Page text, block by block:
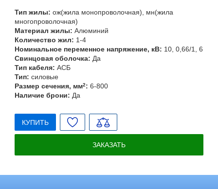
Тип жилы: ож(жила монопроволочная), мн(жила
многопроволочная)
Материал жилы: Алюминий
Количество жил: 1-4
Номинальное переменное напряжение, кВ: 10, 0,66/1, 6
Свинцовая оболочка: Да
Тип кабеля: АСБ
Тип: силовые
Размер сечения, мм2: 6-800
Наличие брони: Да
КУПИТЬ
ЗАКАЗАТЬ